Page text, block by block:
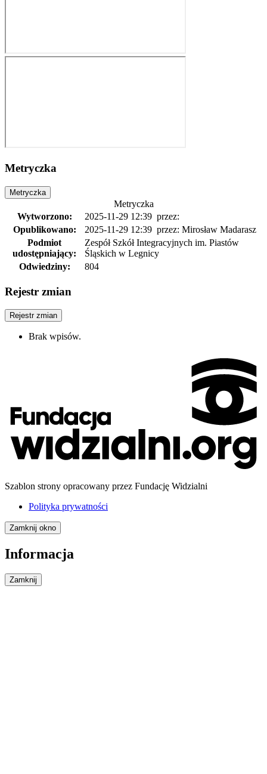
Metryczka
Metryczka
Metryczka
Wytworzono:
2025-11-29 12:39 przez:
Opublikowano:
2025-11-29 12:39 przez: Mirosław Madarasz
Podmiot
udostępniający:
Zespół Szkół Integracyjnych im. Piastów
Śląskich w Legnicy
Odwiedziny:
804
Rejestr zmian
Rejestr zmian
Brak wpisów.
Szablon strony opracowany przez Fundację Widzialni
Polityka prywatności
Zamknij okno
Informacja
Zamknij